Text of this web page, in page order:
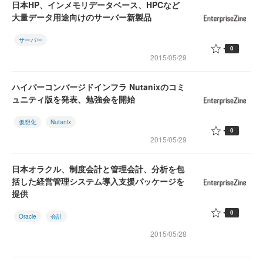
日本HP、インメモリデータベース、HPCなど
大量データ用途向けのサーバー新製品
サーバー
2015/05/29
0
ハイパーコンバージドインフラ Nutanixのコミ
ュニティ版を発表、勉強会を開始
仮想化 Nutanix
2015/05/29
0
日本オラクル、制度会計と管理会計、分析を包
括した経営管理システム導入支援パッケージを
提供
Oracle 会計
2015/05/28
0